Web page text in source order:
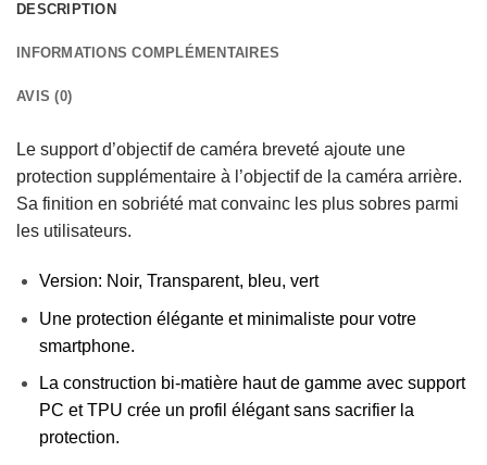
DESCRIPTION
INFORMATIONS COMPLÉMENTAIRES
AVIS (0)
Le support d’objectif de caméra breveté ajoute une
protection supplémentaire à l’objectif de la caméra arrière.
Sa finition en sobriété mat convainc les plus sobres parmi
les utilisateurs.
Version: Noir, Transparent, bleu, vert
Une protection élégante et minimaliste pour votre
smartphone.
La construction bi-matière haut de gamme avec support
PC et TPU crée un profil élégant sans sacrifier la
protection.